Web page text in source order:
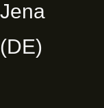
Jena
(DE)